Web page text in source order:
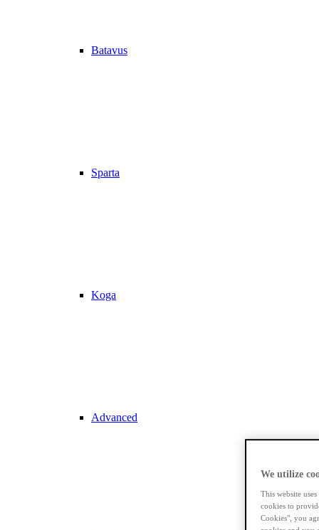
Batavus
Sparta
Koga
Advanced
We utilize
This website
cookies to
Cookies", you